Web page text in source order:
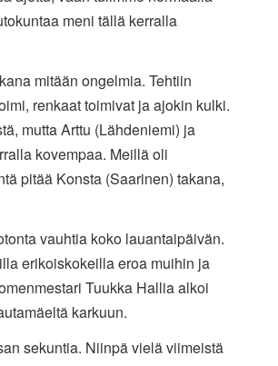
meni tällä kerralla
mitään ongelmia. Tehtiin
renkaat toimivat ja ajokin kulki.
mutta Arttu (Lähdeniemi) ja
kovempaa. Meillä oli
pitää Konsta (Saarinen) takana,
vauhtia koko lauantaipäivän.
erikoiskokeilla eroa muihin ja
Tuukka Hallia alkoi
karkuun.
sekuntia. Niinpä vielä viimeistä